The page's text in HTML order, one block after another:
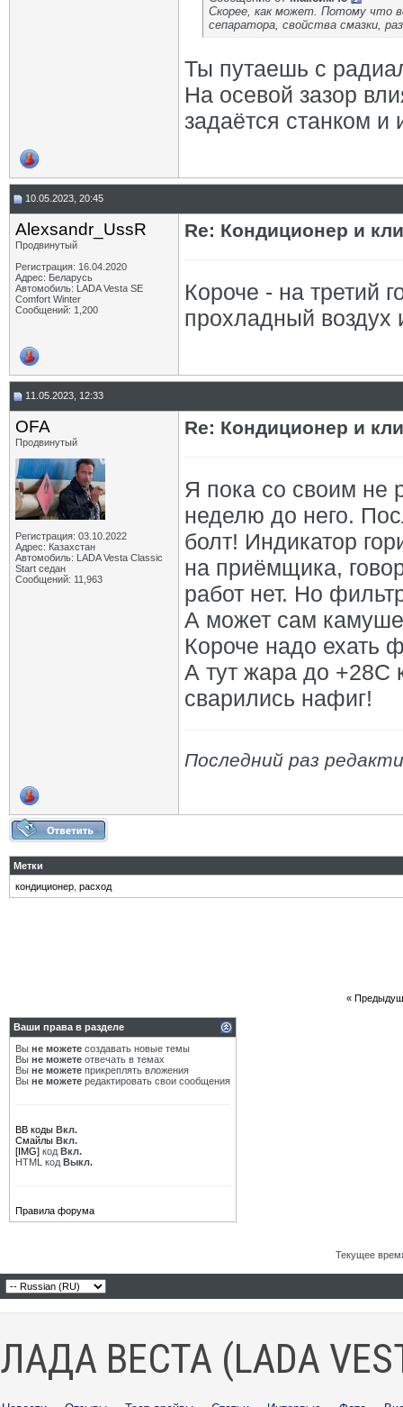
Скорее, как может. Потому что
сепаратора, свойства смазки,
Ты путаешь с
На осевой зазор
задаётся станком и
10.05.2023, 20:45
Alexsandr_UssR
Продвинутый
Регистрация: 16.04.2020
Адрес: Беларусь
Автомобиль: LADA Vesta SE
Comfort Winter
Сообщений: 1,200
Re: Кондиционер и
Короче - на третий
прохладный
11.05.2023, 12:33
OFA
Продвинутый
Регистрация: 03.10.2022
Адрес: Казахстан
Автомобиль: LADA Vesta Classic
Start седан
Сообщений: 11,963
Re: Кондиционер и
Я пока со своим не
неделю до него.
болт! Индикатор
на приёмщика,
работ нет. Но
А может сам
Короче надо ехать
А тут жара до +28С
сварились нафиг!
Последний раз
Метки
кондиционер расход
«
Ваши права в разделе
Вы не можете создавать новые темы
Вы не можете отвечать в темах
Вы не можете прикреплять вложения
Вы не можете редактировать свои сообщения
BB коды Вкл.
Смайлы Вкл.
[IMG] код Вкл.
HTML код Выкл.
Правила форума
Текущее
ЛАДА ВЕСТА (LADA